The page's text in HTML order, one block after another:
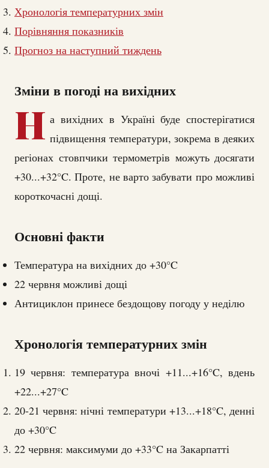
Хронологія температурних змін
Порівняння показників
Прогноз на наступний тиждень
Зміни в погоді на вихідних
Н а вихідних в Україні буде спостерігатися
підвищення температури, зокрема в деяких
регіонах стовпчики термометрів можуть досягати
+30...+32°C. Проте, не варто забувати про можливі
короткочасні дощі.
Основні факти
Температура на вихідних до +30°C
22 червня можливі дощі
Антициклон принесе бездощову погоду у неділю
Хронологія температурних змін
19 червня: температура вночі +11...+16°C, вдень
+22...+27°C
20-21 червня: нічні температури +13...+18°C, денні
до +30°C
22 червня: максимуми до +33°C на Закарпатті